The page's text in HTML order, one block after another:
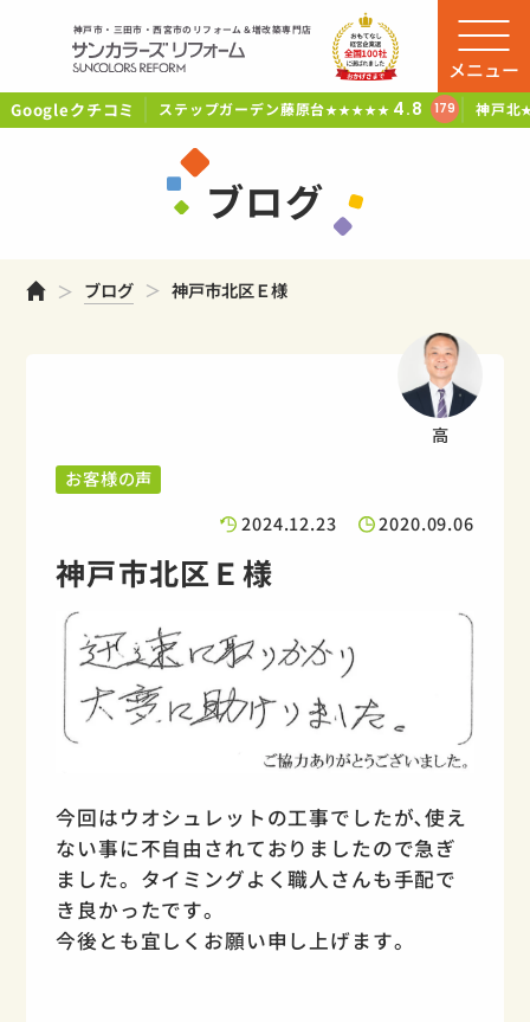
神戸市・三田市・西宮市のリフォーム＆増改築専門店
Googleクチコミ ステップガーデン藤原台★★★★★ 4.8 179 神戸北
メニュー
ブログ
ホームブログ 神戸市北区Ｅ様
高
お客様の声
2024.12.23
2020.09.06
神戸市北区Ｅ様
今回はウオシュレットの工事でしたが､使え
ない事に不自由されておりましたので急ぎ
ました。タイミングよく職人さんも手配で
き良かったです。
今後とも宜しくお願い申し上げます。